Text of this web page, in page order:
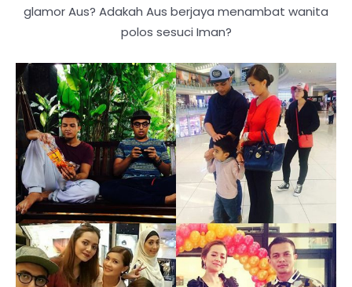
glamor Aus? Adakah Aus berjaya menambat wanita
polos sesuci Iman?